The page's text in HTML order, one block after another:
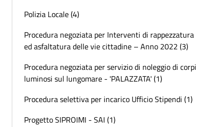
Polizia Locale (4)
Procedura negoziata per Interventi di rappezzatura
ed asfaltatura delle vie cittadine – Anno 2022 (3)
Procedura negoziata per servizio di noleggio di corpi
luminosi sul lungomare - 'PALAZZATA' (1)
Procedura selettiva per incarico Ufficio Stipendi (1)
Progetto SIPROIMI - SAI (1)